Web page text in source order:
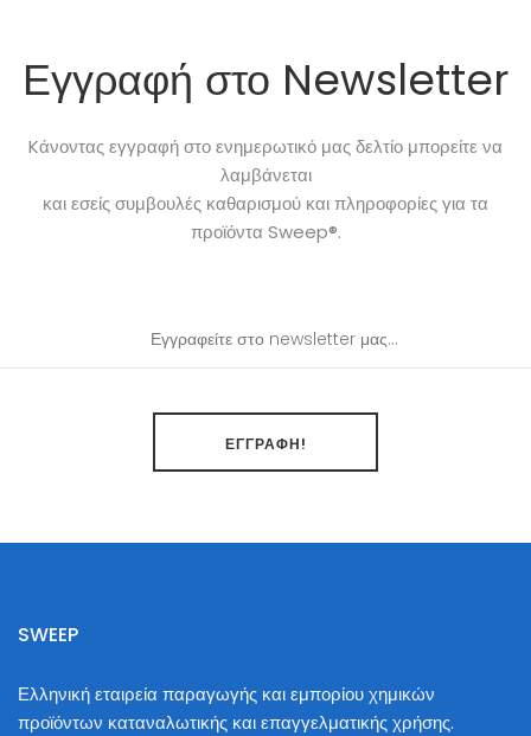
Εγγραφή στο Newsletter
Kάνοντας εγγραφή στο ενημερωτικό μας δελτίο μπορείτε να
λαμβάνεται
και εσείς συμβουλές καθαρισμού και πληροφορίες για τα
προϊόντα Sweep®.
SWEEP
Ελληνική εταιρεία παραγωγής και εμπορίου χημικών
προϊόντων καταναλωτικής και επαγγελματικής χρήσης.